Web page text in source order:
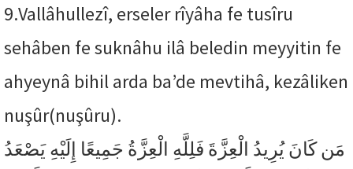
9.Vallâhullezî, erseler rîyâha fe tusîru
sehâben fe suknâhu ilâ beledin meyyitin fe
ahyeynâ bihil arda ba’de mevtihâ, kezâliken
nuşûr(nuşûru).
مَن كَانَ يُرِيدُ الْعِزَّةَ فَلِلَّهِ الْعِزَّةُ جَمِيعًا إِلَيْهِ يَصْعَدُ